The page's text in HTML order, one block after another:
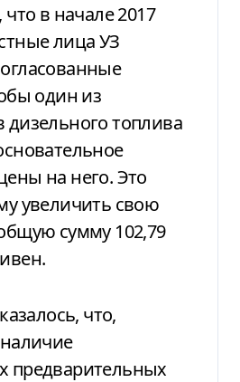
в начале 2017
лица УЗ
один из
дизельного топлива
на него. Это
увеличить свою
сумму 102,79
что,
предварительных